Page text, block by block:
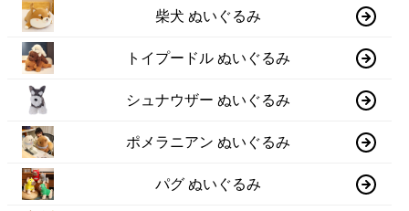
柴犬 ぬいぐるみ
トイプードル ぬいぐるみ
シュナウザー ぬいぐるみ
ポメラニアン ぬいぐるみ
パグ ぬいぐるみ